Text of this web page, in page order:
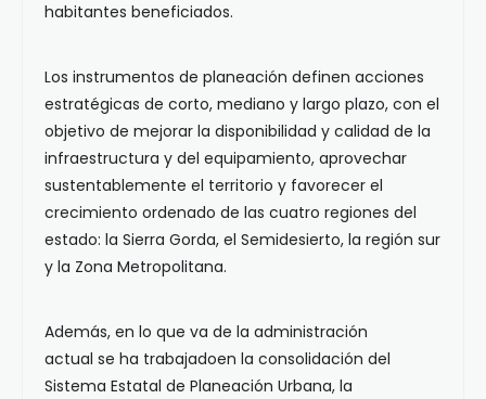
habitantes beneficiados.
Los instrumentos de planeación definen acciones
estratégicas de corto, mediano y largo plazo, con el
objetivo de mejorar la disponibilidad y calidad de la
infraestructura y del equipamiento, aprovechar
sustentablemente el territorio y favorecer el
crecimiento ordenado de las cuatro regiones del
estado: la Sierra Gorda, el Semidesierto, la región sur
y la Zona Metropolitana.
Además, en lo que va de la administración
actual se ha trabajadoen la consolidación del
Sistema Estatal de Planeación Urbana, la